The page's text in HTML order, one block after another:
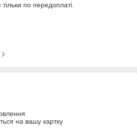
по передоплаті.
на вашу картку